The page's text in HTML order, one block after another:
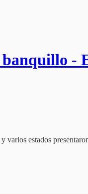
-
varios estados